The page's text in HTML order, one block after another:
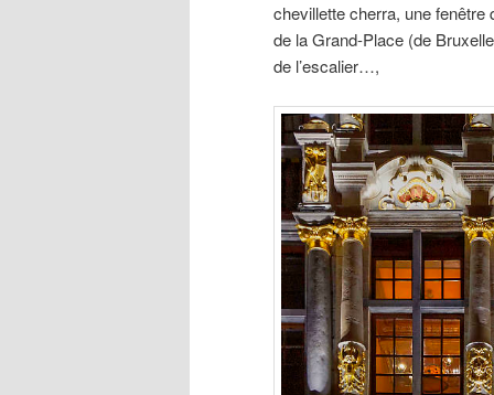
chevillette cherra, une
de la Grand-Place (de
de l’escalier…,